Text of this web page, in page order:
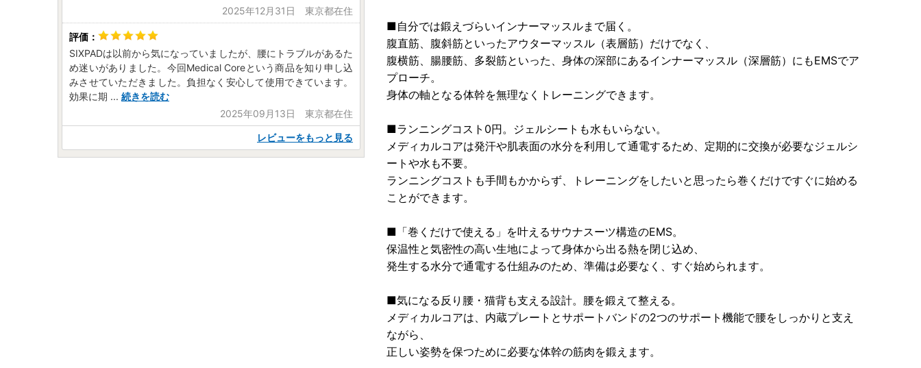
■自分では鍛えづらいインナーマッスルまで届く。
腹直筋、腹斜筋といったアウターマッスル（表層筋）だけでなく、
腹横筋、腸腰筋、多裂筋といった、身体の深部にあるインナーマッスル（深層筋）にもEMSでア
プローチ。
身体の軸となる体幹を無理なくトレーニングできます。
■ランニングコスト0円。ジェルシートも水もいらない。
メディカルコアは発汗や肌表面の水分を利用して通電するため、定期的に交換が必要なジェルシ
ートや水も不要。
ランニングコストも手間もかからず、トレーニングをしたいと思ったら巻くだけですぐに始める
ことができます。
■「巻くだけで使える」を叶えるサウナスーツ構造のEMS。
保温性と気密性の高い生地によって身体から出る熱を閉じ込め、
発生する水分で通電する仕組みのため、準備は必要なく、すぐ始められます。
■気になる反り腰・猫背も支える設計。腰を鍛えて整える。
メディカルコアは、内蔵プレートとサポートバンドの2つのサポート機能で腰をしっかりと支え
ながら、
正しい姿勢を保つために必要な体幹の筋肉を鍛えます。
2025年12月31日 東京都在住
SIXPADは以前から気になっていましたが、腰にトラブルがあるた
め迷いがありました。今回Medical Coreという商品を知り申し込
みさせていただきました。負担なく安心して使用できています。
効果に期 ... 続きを読む
2025年09月13日 東京都在住
レビューをもっと見る